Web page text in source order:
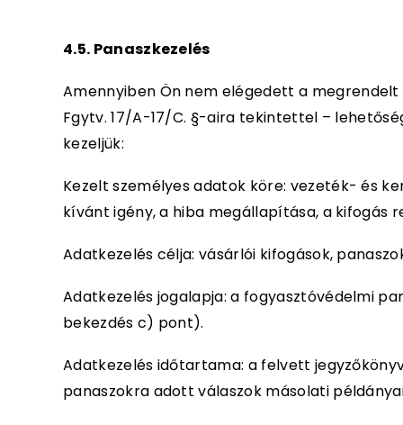
4.5. Panaszkezelés
Amennyiben Ön nem elégedett a
Fgytv. 17/A-17/C. §-aira tekintettel –
kezeljük:
Kezelt személyes adatok köre: vezeték- és
kívánt igény, a hiba megállapítása, a kifogás
Adatkezelés célja: vásárlói kifogások,
Adatkezelés jogalapja: a fogyasztóvédelmi
bekezdés c) pont).
Adatkezelés időtartama: a felvett
panaszokra adott válaszok másolati